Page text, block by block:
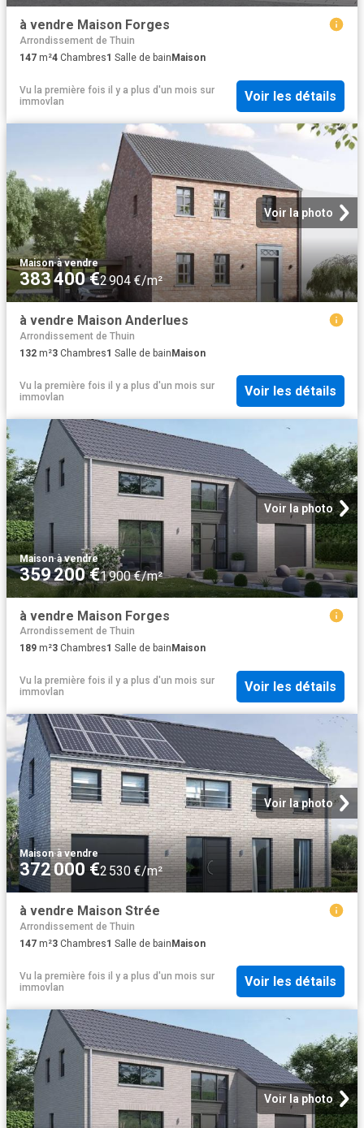
à vendre Maison Forges
Arrondissement de Thuin
147 m²4 Chambres1 Salle de bain Maison
Vu la première fois il y a plus d'un mois sur
immovlan
Voir les détails
Voir la photo
Maison·à vendre
383 400 €2 904 €/m²
à vendre Maison Anderlues
Arrondissement de Thuin
132 m²3 Chambres1 Salle de bainMaison
Vu la première fois il y a plus d'un mois sur
immovlan
Voir les détails
Voir la photo
Maison·à vendre
359 200 €1 900 €/m²
à vendre Maison Forges
Arrondissement de Thuin
189 m²3 Chambres1 Salle de bain Maison
Vu la première fois il y a plus d'un mois sur
immovlan
Voir les détails
Voir la photo
Maison·à vendre
372 000 €2 530 €/m²
à vendre Maison Strée
Arrondissement de Thuin
147 m²3 Chambres1 Salle de bain Maison
Vu la première fois il y a plus d'un mois sur
immovlan
Voir les détails
Voir la photo